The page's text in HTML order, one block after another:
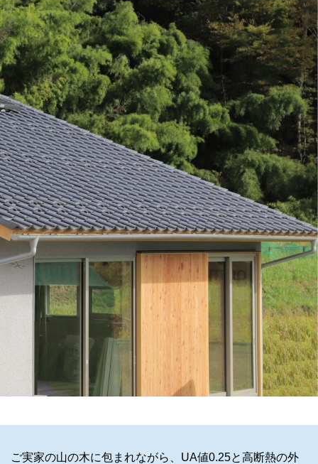
ご実家の山の木に包まれながら、UA値0.25と高断熱の外